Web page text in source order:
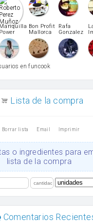
Mariquilla
Power
Bon Profit
Mallorca
Rafa
Gonzalez
en funcook
Lista de la compra
Borrar lista Email Imprimir
o ingredientes para
lista de la compra
Comentarios